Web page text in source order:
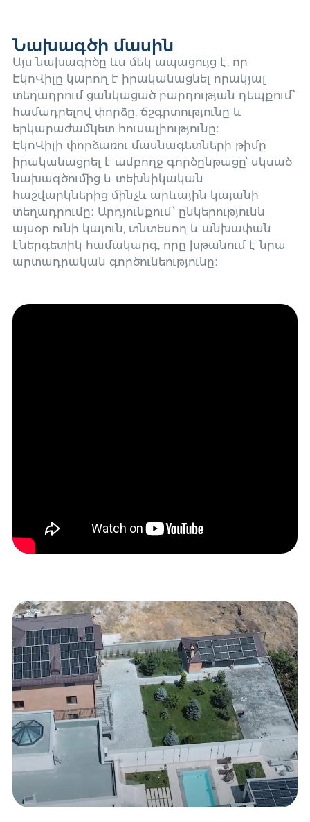
Նախագծի մասին
Այս նախագիծը ևս մեկ ապացույց է, որ
ԷկոՎիլը կարող է իրականացնել որակյալ
տեղադրում ցանկացած բարդության դեպքում՝
համադրելով փորձը, ճշգրտությունը և
երկարաժամկետ հուսալիությունը։
ԷկոՎիլի փորձառու մասնագետների թիմը
իրականացրել է ամբողջ գործընթացը՝ սկսած
նախագծումից և տեխնիկական
հաշվարկներից մինչև արևային կայանի
տեղադրումը։ Արդյունքում՝ ընկերությունն
այսօր ունի կայուն, տնտեսող և անխափան
էներգետիկ համակարգ, որը խթանում է նրա
արտադրական գործունեությունը։